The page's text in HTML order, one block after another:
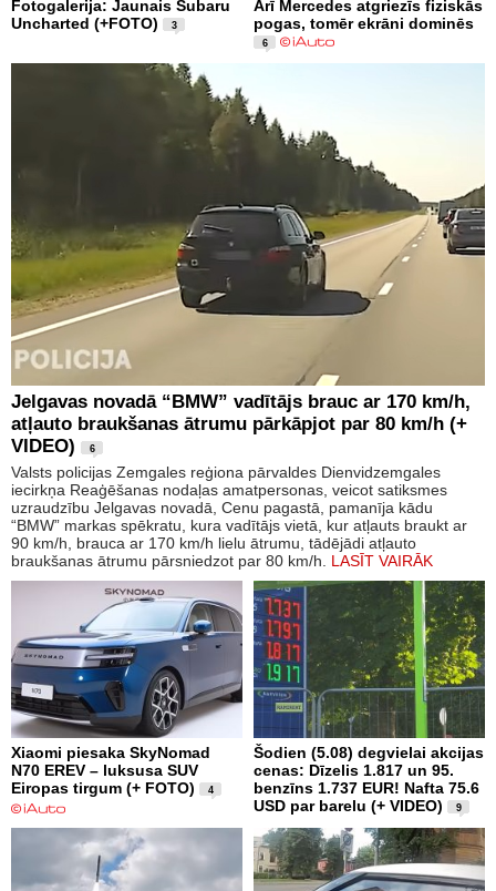
Fotogalerija: Jaunais Subaru
Uncharted (+FOTO)
3
Arī Mercedes atgriezīs fiziskās
pogas, tomēr ekrāni dominēs
6
Jelgavas novadā “BMW” vadītājs brauc ar 170 km/h,
atļauto braukšanas ātrumu pārkāpjot par 80 km/h (+
VIDEO)
6
Valsts policijas Zemgales reģiona pārvaldes Dienvidzemgales
iecirkņa Reaģēšanas nodaļas amatpersonas, veicot satiksmes
uzraudzību Jelgavas novadā, Cenu pagastā, pamanīja kādu
“BMW” markas spēkratu, kura vadītājs vietā, kur atļauts braukt ar
90 km/h, brauca ar 170 km/h lielu ātrumu, tādējādi atļauto
braukšanas ātrumu pārsniedzot par 80 km/h. LASĪT VAIRĀK
Xiaomi piesaka SkyNomad
N70 EREV – luksusa SUV
Eiropas tirgum (+ FOTO)
4
Šodien (5.08) degvielai akcijas
cenas: Dīzelis 1.817 un 95.
benzīns 1.737 EUR! Nafta 75.6
USD par barelu (+ VIDEO)
9